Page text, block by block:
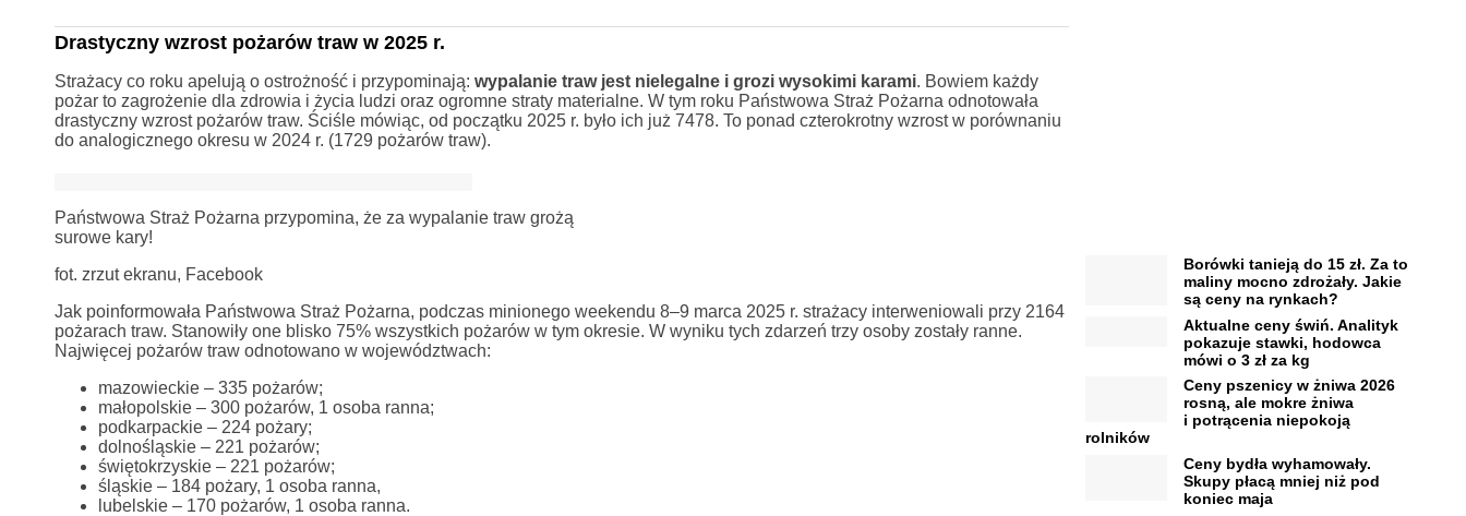
Drastyczny wzrost pożarów traw w 2025 r.
Strażacy co roku apelują o ostrożność i przypominają: wypalanie traw jest nielegalne i grozi wysokimi karami. Bowiem każdy
pożar to zagrożenie dla zdrowia i życia ludzi oraz ogromne straty materialne. W tym roku Państwowa Straż Pożarna odnotowała
drastyczny wzrost pożarów traw. Ściśle mówiąc, od początku 2025 r. było ich już 7478. To ponad czterokrotny wzrost w porównaniu
do analogicznego okresu w 2024 r. (1729 pożarów traw).
Państwowa Straż Pożarna przypomina, że za wypalanie traw grożą
surowe kary!
fot. zrzut ekranu, Facebook
Jak poinformowała Państwowa Straż Pożarna, podczas minionego weekendu 8–9 marca 2025 r. strażacy interweniowali przy 2164
pożarach traw. Stanowiły one blisko 75% wszystkich pożarów w tym okresie. W wyniku tych zdarzeń trzy osoby zostały ranne.
Najwięcej pożarów traw odnotowano w województwach:
mazowieckie – 335 pożarów;
małopolskie – 300 pożarów, 1 osoba ranna;
podkarpackie – 224 pożary;
dolnośląskie – 221 pożarów;
świętokrzyskie – 221 pożarów;
śląskie – 184 pożary, 1 osoba ranna,
lubelskie – 170 pożarów, 1 osoba ranna.
Borówki tanieją do 15 zł. Za to
maliny mocno zdrożały. Jakie
są ceny na rynkach?
Aktualne ceny świń. Analityk
pokazuje stawki, hodowca
mówi o 3 zł za kg
Ceny pszenicy w żniwa 2026
rosną, ale mokre żniwa
i potrącenia niepokoją
rolników
Ceny bydła wyhamowały.
Skupy płacą mniej niż pod
koniec maja